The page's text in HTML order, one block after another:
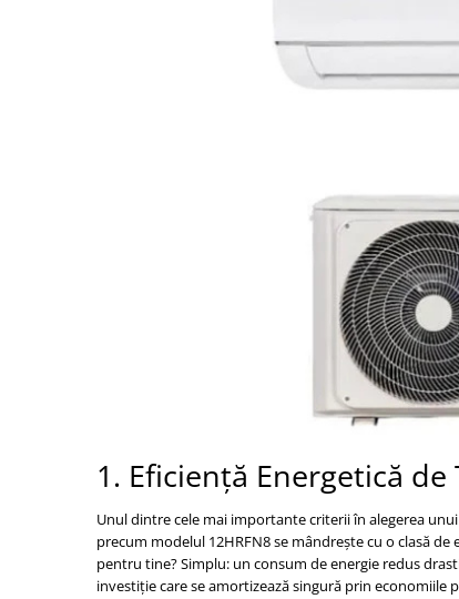
1. Eficiență Energetică
Unul dintre cele mai importante criterii în alegerea
precum modelul 12HRFN8 se mândrește cu o clasă de
pentru tine? Simplu: un consum de energie redus
investiție care se amortizează singură prin economiile